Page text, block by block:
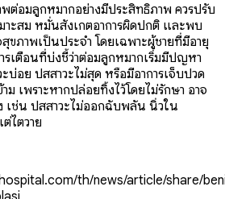
อมลูกหมากอย่างมีประสิทธิภาพ ควรปรับ
าะสม หมั่นสังเกตอาการผิดปกติ และพบ
ขภาพเป็นประจำ โดยเฉพาะผู้ชายที่มีอายุ
ารเตือนที่บ่งชี้ว่าต่อมลูกหมากเริ่มมีปัญหา
บ่อย ปัสสาวะไม่สุด หรือมีอาการเจ็บปวด
เพราะหากปล่อยทิ้งไว้โดยไม่รักษา อาจ
เช่น ปัสสาวะไม่ออกฉับพลัน นิ่วใน
ไตวาย
th/news/article/share/